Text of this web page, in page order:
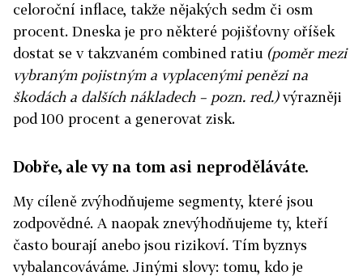
celoroční inflace, takže nějakých sedm či osm
procent. Dneska je pro některé pojišťovny oříšek
dostat se v takzvaném combined ratiu (poměr mezi
vybraným pojistným a vyplacenými penězi na
škodách a dalších nákladech – pozn. red.)výrazněji
pod 100 procent a generovat zisk.
Dobře, ale vy na tom asi neproděláváte.
My cíleně zvýhodňujeme segmenty, které jsou
zodpovědné. A naopak znevýhodňujeme ty, kteří
často bourají anebo jsou rizikoví. Tím byznys
vybalancováváme. Jinými slovy: tomu, kdo je